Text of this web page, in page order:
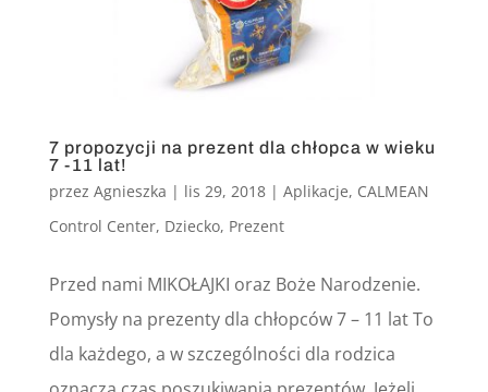
7 propozycji na prezent dla chłopca w wieku
7 -11 lat!
przez Agnieszka | lis 29, 2018| Aplikacje, CALMEAN
Control Center, Dziecko, Prezent
Przed nami MIKOŁAJKI oraz Boże Narodzenie.
Pomysły na prezenty dla chłopców 7 – 11 lat To
dla każdego, a w szczególności dla rodzica